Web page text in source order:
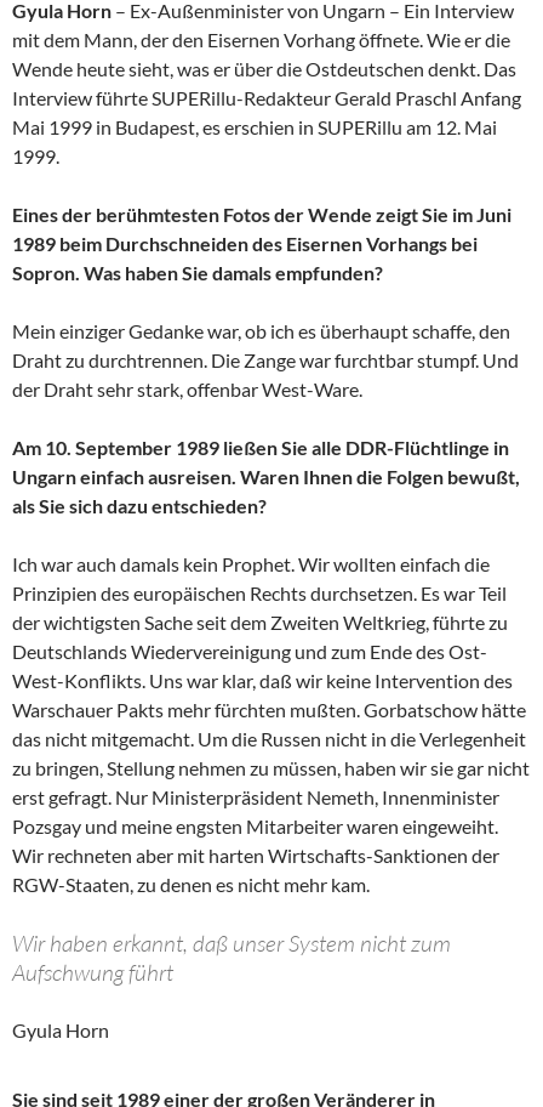
Gyula Horn – Ex-Außenminister von Ungarn – Ein Interview
mit dem Mann, der den Eisernen Vorhang öffnete. Wie er die
Wende heute sieht, was er über die Ostdeutschen denkt. Das
Interview führte SUPERillu-Redakteur Gerald Praschl Anfang
Mai 1999 in Budapest, es erschien in SUPERillu am 12. Mai
1999.
Eines der berühmtesten Fotos der Wende zeigt Sie im Juni
1989 beim Durchschneiden des Eisernen Vorhangs bei
Sopron. Was haben Sie damals empfunden?
Mein einziger Gedanke war, ob ich es überhaupt schaffe, den
Draht zu durchtrennen. Die Zange war furchtbar stumpf. Und
der Draht sehr stark, offenbar West-Ware.
Am 10. September 1989 ließen Sie alle DDR-Flüchtlinge in
Ungarn einfach ausreisen. Waren Ihnen die Folgen bewußt,
als Sie sich dazu entschieden?
Ich war auch damals kein Prophet. Wir wollten einfach die
Prinzipien des europäischen Rechts durchsetzen. Es war Teil
der wichtigsten Sache seit dem Zweiten Weltkrieg, führte zu
Deutschlands Wiedervereinigung und zum Ende des Ost-
West-Konflikts. Uns war klar, daß wir keine Intervention des
Warschauer Pakts mehr fürchten mußten. Gorbatschow hätte
das nicht mitgemacht. Um die Russen nicht in die Verlegenheit
zu bringen, Stellung nehmen zu müssen, haben wir sie gar nicht
erst gefragt. Nur Ministerpräsident Nemeth, Innenminister
Pozsgay und meine engsten Mitarbeiter waren eingeweiht.
Wir rechneten aber mit harten Wirtschafts-Sanktionen der
RGW-Staaten, zu denen es nicht mehr kam.
Wir haben erkannt, daß unser System nicht zum
Aufschwung führt
Gyula Horn
Sie sind seit 1989 einer der großen Veränderer in